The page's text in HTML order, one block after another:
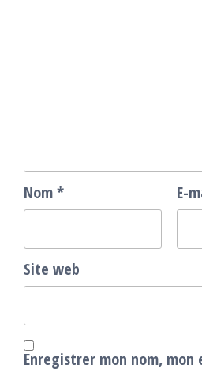
Nom* E-
Site web
Enregistrer mon nom,